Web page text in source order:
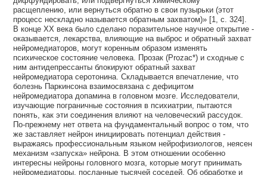
расщеплению, или вернуться обратно в свои пузырьки (этот
процесс нескладно называется обратным захватом)» [1, с. 324].
В конце XX века было сделано поразительное научное открытие -
оказывается, лекарства, влияющие на выброс и обратный захват
нейромедиаторов, могут коренным образом изменять
психическое состояние человека. Прозак (Prozac*) и сходные с
ним антидепрессанты блокируют обратный захват
нейромедиатора серотонина. Складывается впечатление, что
болезнь Паркинсона взаимосвязана с дефицитом
нейромедиатора допамина в головном мозге. Исследователи,
изучающие пограничные состояния в психиатрии, пытаются
понять, как эти соединения влияют на человеческий рассудок.
По-прежнему нет ответа на фундаментальный вопрос о том, что
же заставляет нейрон инициировать потенциал действия -
выражаясь профессиональным языком нейрофизиологов, неясен
механизм «запуска» нейрона. В этом отношении особенно
интересны нейроны головного мозга, которые могут принимать
нейромедиаторы, посланные тысячей соседей. Об обработке и